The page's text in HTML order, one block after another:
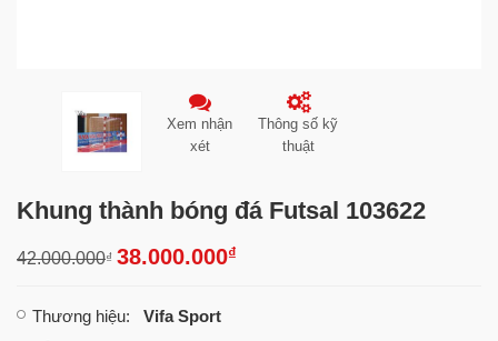
Xem nhận
xét
Thông số kỹ
thuật
Khung thành bóng đá Futsal 103622
42.000.000₫ 38.000.000₫
Thương hiệu: Vifa Sport